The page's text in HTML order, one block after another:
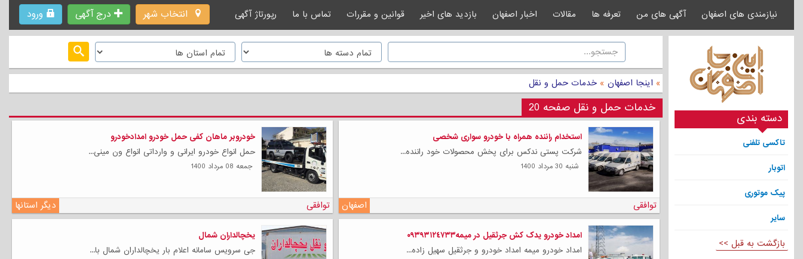
انتخاب شهر درج آگهی ورود نیازمندی های اصفهان آگهی های من تعرفه ها مقالات اخبار اصفهان بازدید های اخیر قوانین و مقررات تماس با ما رپورتاژ آگهی
دسته بندی
تاکسی تلفنی
اتوبار
پیک موتوری
سایر
بازگشت به قبل >>
» اینجا اصفهان » خدمات حمل و نقل
خدمات حمل و نقل صفحه 20
استخدام راننده همراه با خودرو سواری شخصی
شرکت پستی ندکس برای پخش محصولات خود راننده...
شنبه 30 مرداد 1400
اصفهان توافقی
خودروبر ماهان کفی حمل خودرو امدادخودرو
حمل انواع خودرو ایرانی و وارداتی انواع ون مینی...
جمعه 08 مرداد 1400
دیگر استانها توافقی
امداد خودرو یدک کش جرثقیل در میمه٠٩٣٩٣١٢٤٧٣٣
امداد خودرو میمه امداد خودرو و جرثقیل سهیل زاده...
یخچالداران شمال
جی سرویس سامانه اعلام بار یخچالداران شمال با...